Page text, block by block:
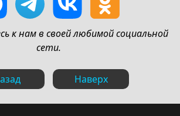
к нам в своей любимой социальной
сети.
Наверх